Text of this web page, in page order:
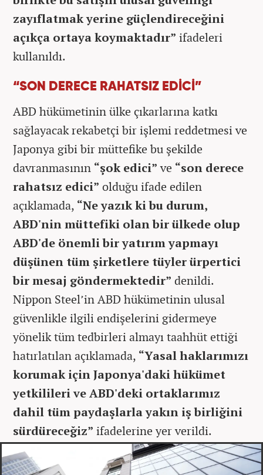
zayıflatmak yerine güçlendireceğini
açıkça ortaya koymaktadır” ifadeleri
kullanıldı.
“SON DERECE RAHATSIZ EDİCİ”
ABD hükümetinin ülke çıkarlarına katkı
sağlayacak rekabetçi bir işlemi reddetmesi ve
Japonya gibi bir müttefike bu şekilde
davranmasının “şok edici”ve “son derece
rahatsız edici” olduğu ifade edilen
açıklamada, “Ne yazık ki bu durum,
ABD'nin müttefiki olan bir ülkede olup
ABD'de önemli bir yatırım yapmayı
düşünen tüm şirketlere tüyler ürpertici
bir mesaj göndermektedir” denildi.
Nippon Steel’in ABD hükümetinin ulusal
güvenlikle ilgili endişelerini gidermeye
yönelik tüm tedbirleri almayı taahhüt ettiği
hatırlatılan açıklamada, “Yasal haklarımızı
korumak için Japonya'daki hükümet
yetkilileri ve ABD'deki ortaklarımız
dahil tüm paydaşlarla yakın iş birliğini
sürdüreceğiz” ifadelerine yer verildi.